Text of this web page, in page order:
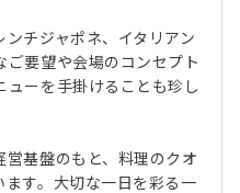
チジャポネ、イタリアン
要望や会場のコンセプト
ューを手掛けることも珍し
基盤のもと、料理のクオ
ます。大切な一日を彩る一